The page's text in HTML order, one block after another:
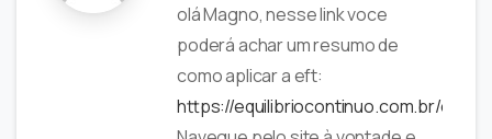
olá Magno, nesse link voce
poderá achar um resumo de
como aplicar a eft:
https://equilibriocontinuo.com.br/